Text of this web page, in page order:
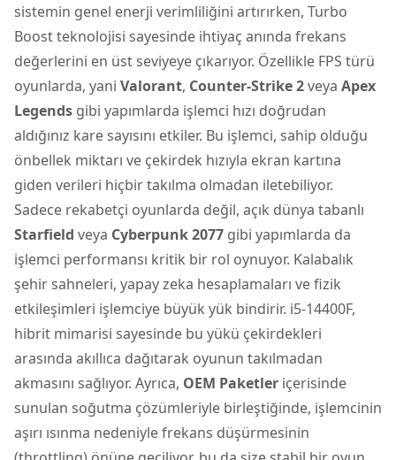
sistemin genel enerji verimliliğini artırırken, Turbo
Boost teknolojisi sayesinde ihtiyaç anında frekans
değerlerini en üst seviyeye çıkarıyor. Özellikle FPS türü
oyunlarda, yani Valorant, Counter-Strike 2veya Apex
Legends gibi yapımlarda işlemci hızı doğrudan
aldığınız kare sayısını etkiler. Bu işlemci, sahip olduğu
önbellek miktarı ve çekirdek hızıyla ekran kartına
giden verileri hiçbir takılma olmadan iletebiliyor.
Sadece rekabetçi oyunlarda değil, açık dünya tabanlı
Starfield veya Cyberpunk 2077 gibi yapımlarda da
işlemci performansı kritik bir rol oynuyor. Kalabalık
şehir sahneleri, yapay zeka hesaplamaları ve fizik
etkileşimleri işlemciye büyük yük bindirir. i5-14400F,
hibrit mimarisi sayesinde bu yükü çekirdekleri
arasında akıllıca dağıtarak oyunun takılmadan
akmasını sağlıyor. Ayrıca, OEM Paketler içerisinde
sunulan soğutma çözümleriyle birleştiğinde, işlemcinin
aşırı ısınma nedeniyle frekans düşürmesinin